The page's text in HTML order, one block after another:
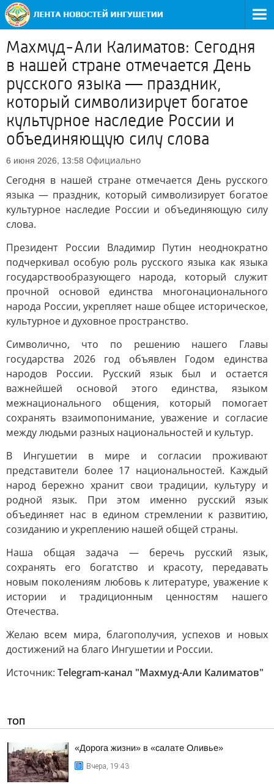
Махмуд-Али Калиматов: Сегодня
в нашей стране отмечается День
русского языка — праздник,
который символизирует богатое
культурное наследие России и
объединяющую силу слова
6 июня 2026, 13:58 Официально
Сегодня в нашей стране отмечается День русского
языка — праздник, который символизирует богатое
культурное наследие России и объединяющую силу
слова.
Президент России Владимир Путин неоднократно
подчеркивал особую роль русского языка как языка
государствообразующего народа, который служит
прочной основой единства многонационального
народа России, укрепляет наше общее историческое,
культурное и духовное пространство.
Символично, что по решению нашего Главы
государства 2026 год объявлен Годом единства
народов России. Русский язык был и остается
важнейшей основой этого единства, языком
межнационального общения, который помогает
сохранять взаимопонимание, уважение и согласие
между людьми разных национальностей и культур.
В Ингушетии в мире и согласии проживают
представители более 17 национальностей. Каждый
народ бережно хранит свои традиции, культуру и
родной язык. При этом именно русский язык
объединяет нас в едином стремлении к развитию,
созиданию и укреплению нашей общей страны.
Наша общая задача — беречь русский язык,
сохранять его богатство и красоту, передавать
новым поколениям любовь к литературе, уважение к
истории и традиционным ценностям нашего
Отечества.
Желаю всем мира, благополучия, успехов и новых
достижений на благо Ингушетии и России.
Источник: Telegram-канал "Махмуд-Али Калиматов"
ТОП
«Дорога жизни» в «салате Оливье»
Вчера, 19:43